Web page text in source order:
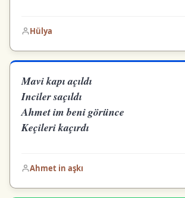
Hülya
Mavi kapı açıldı
Inciler saçıldı
Ahmet im beni görünce
Keçileri kaçırdı
Ahmet in aşkı